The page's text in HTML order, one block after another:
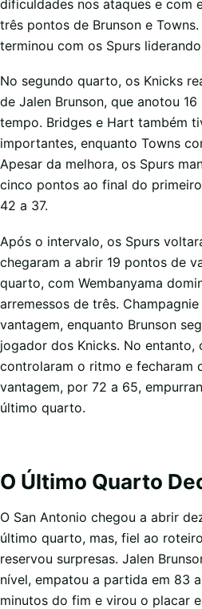
dificuldades nos ataques e com
três pontos de Brunson e
terminou com os Spurs
No segundo quarto, os Knicks
de Jalen Brunson, que anotou
tempo. Bridges e Hart também
importantes, enquanto Towns
Apesar da melhora, os Spurs
cinco pontos ao final do
42 a 37.
Após o intervalo, os Spurs
chegaram a abrir 19 pontos de
quarto, com Wembanyama
arremessos de três.
vantagem, enquanto Brunson
jogador dos Knicks. No entanto,
controlaram o ritmo e fecharam
vantagem, por 72 a 65,
último quarto.
O Último Quarto
O San Antonio chegou a abrir
último quarto, mas, fiel ao
reservou surpresas. Jalen
nível, empatou a partida em 83
minutos do fim e virou o placar